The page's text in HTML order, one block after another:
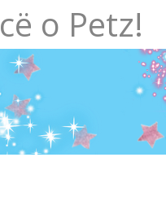
Всё о Petz!